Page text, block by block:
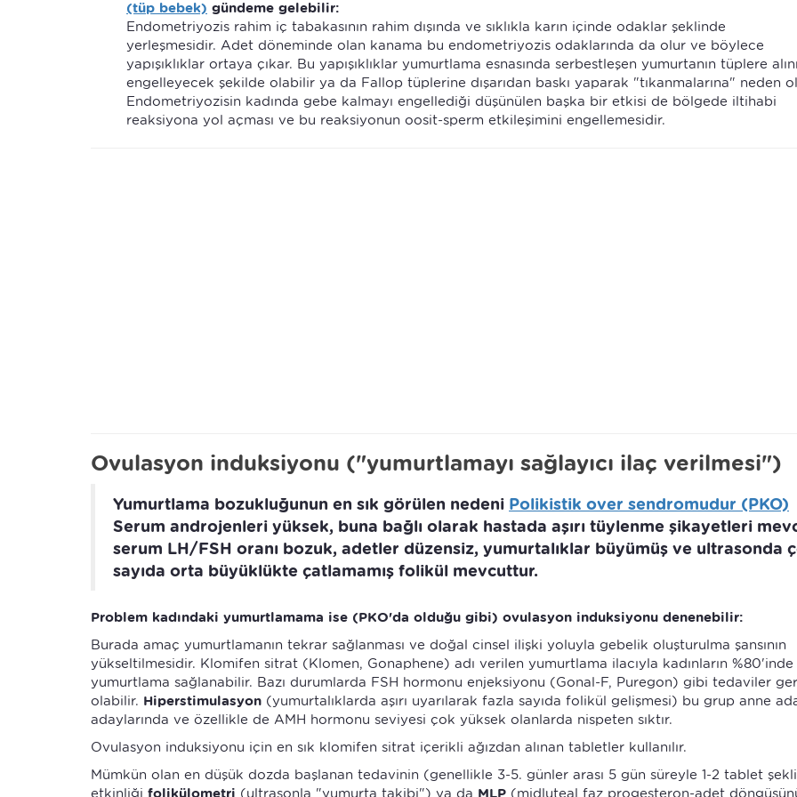
(tüp bebek) gündeme gelebilir:
Endometriyozis rahim iç tabakasının rahim dışında ve sıklıkla karın içinde odaklar şeklinde
yerleşmesidir. Adet döneminde olan kanama bu endometriyozis odaklarında da olur ve böylece
yapışıklıklar ortaya çıkar. Bu yapışıklıklar yumurtlama esnasında serbestleşen yumurtanın tüplere
engelleyecek şekilde olabilir ya da Fallop tüplerine dışarıdan baskı yaparak "tıkanmalarına" neden
Endometriyozisin kadında gebe kalmayı engellediği düşünülen başka bir etkisi de bölgede iltihabi
reaksiyona yol açması ve bu reaksiyonun oosit-sperm etkileşimini engellemesidir.
Ovulasyon induksiyonu ("yumurtlamayı sağlayıcı ilaç verilmesi")
Yumurtlama bozukluğunun en sık görülen nedeni Polikistik over sendromudur (PKO)
Serum androjenleri yüksek, buna bağlı olarak hastada aşırı tüylenme şikayetleri
serum LH/FSH oranı bozuk, adetler düzensiz, yumurtalıklar büyümüş ve ultrasonda
sayıda orta büyüklükte çatlamamış folikül mevcuttur.
Problem kadındaki yumurtlamama ise (PKO'da olduğu gibi) ovulasyon induksiyonu denenebilir:
Burada amaç yumurtlamanın tekrar sağlanması ve doğal cinsel ilişki yoluyla gebelik oluşturulma şansının
yükseltilmesidir. Klomifen sitrat (Klomen, Gonaphene) adı verilen yumurtlama ilacıyla kadınların %80'inde
yumurtlama sağlanabilir. Bazı durumlarda FSH hormonu enjeksiyonu (Gonal-F, Puregon) gibi tedaviler
olabilir. Hiperstimulasyon (yumurtalıklarda aşırı uyarılarak fazla sayıda folikül gelişmesi) bu grup anne
adaylarında ve özellikle de AMH hormonu seviyesi çok yüksek olanlarda nispeten sıktır.
Ovulasyon induksiyonu için en sık klomifen sitrat içerikli ağızdan alınan tabletler kullanılır.
Mümkün olan en düşük dozda başlanan tedavinin (genellikle 3-5. günler arası 5 gün süreyle 1-2 tablet